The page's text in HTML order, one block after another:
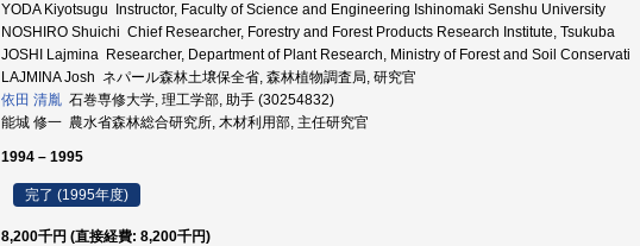
YODA Kiyotsugu Instructor, Faculty of Science and Engineering Ishinomaki Senshu University
NOSHIRO Shuichi Chief Researcher, Forestry and Forest Products Research Institute, Tsukuba
JOSHI Lajmina Researcher, Department of Plant Research, Ministry of Forest and Soil Conservati
LAJMINA Josh ネパール森林土壌保全省, 森林植物調査局, 研究官
依田 清胤 石巻専修大学, 理工学部, 助手 (30254832)
能城 修一 農水省森林総合研究所, 木材利用部, 主任研究官
1994 – 1995
完了 (1995年度)
8,200千円 (直接経費: 8,200千円)